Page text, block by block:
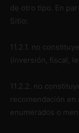
de otro tipo. En
Sitio:
11.2.1. no
(inversión, fiscal,
11.2.2. no
recomendación
enumerados o